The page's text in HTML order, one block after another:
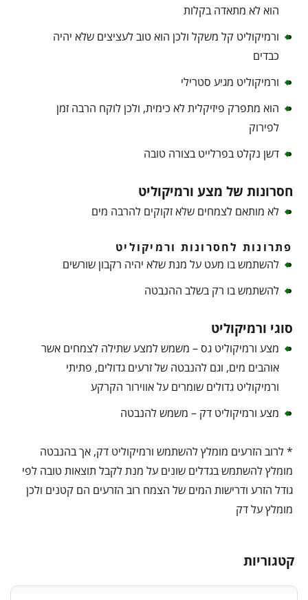
הוא לא מתאדה בקלות
ורמיקוליט קל משקל ולכן הוא טוב לעציצים שלא יהיה
כבדים
ורמיקוליט מגיע סטרילי
הוא מתפרק פיזיקלית לא כימית, ולכן לוקח הרבה זמן
לפירוק
דשן נקלט בפרלייט בצורה טובה
חסרונות של מצע ורמיקוליט
לא מותאם לצמחים שלא זקוקים להרבה מים
פתרונות לחסרונות ורמיקוליט
להשתמש בו מעט על מנת שלא יהיה רקבון שורשים
להשתמש בו רק בשלב ההנבטה
סוגי ורמיקוליט
מצע ורמיקוליט גס – משמש למצע שתילה לצמחים אשר
אוהבים מים, וגם להנבטה של זרעים גדולים, פתיתי
ורמיקוליט גדולים שומרים על אווירור הקרקע
מצע ורמיקוליט דק – משמש להנבטה
* לרוב הזרעים מומלץ להשתמש ורמיקוליט דק, אך בהנבטה
מומלץ להשתמש בגדלים שונים על מנת לקבל תוצאות טובה לפי
גודל הזרע ודרישות המים של הצמח רוב הזרעים הם קטנים ולכן
מומלץ על דק
קטגוריות